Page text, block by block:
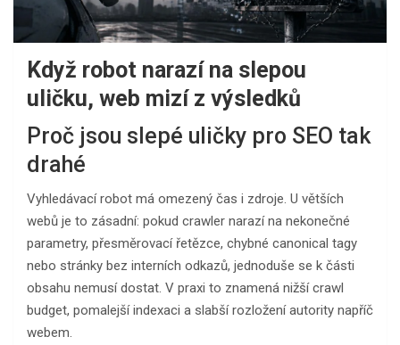
Když robot narazí na slepou
uličku, web mizí z výsledků
Proč jsou slepé uličky pro SEO tak
drahé
Vyhledávací robot má omezený čas i zdroje. U větších
webů je to zásadní: pokud crawler narazí na nekonečné
parametry, přesměrovací řetězce, chybné canonical tagy
nebo stránky bez interních odkazů, jednoduše se k části
obsahu nemusí dostat. V praxi to znamená nižší crawl
budget, pomalejší indexaci a slabší rozložení autority napříč
webem.